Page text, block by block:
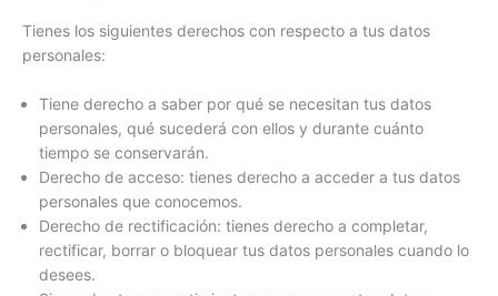
Tienes los siguientes derechos con respecto a tus datos
personales:
Tiene derecho a saber por qué se necesitan tus datos
personales, qué sucederá con ellos y durante cuánto
tiempo se conservarán.
Derecho de acceso: tienes derecho a acceder a tus datos
personales que conocemos.
Derecho de rectificación: tienes derecho a completar,
rectificar, borrar o bloquear tus datos personales cuando lo
desees.